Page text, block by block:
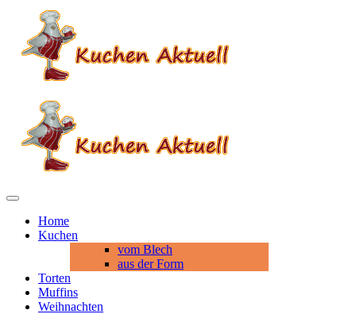
Home
Kuchen
vom Blech
aus der Form
Torten
Muffins
Weihnachten